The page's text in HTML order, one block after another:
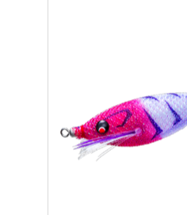
Duel Squid Jig Pucca
di design e materiali innovativi:
Corpo Voluminoso e Grosso: